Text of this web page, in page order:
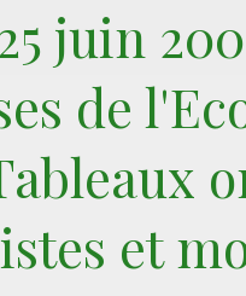
juin
de
et